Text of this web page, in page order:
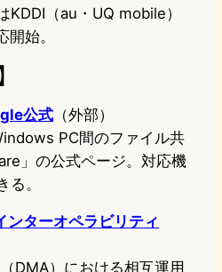
KDDI（au・UQ mobile）
始。
公式 （外部）
PC間のファイル共
」の公式ページ。対応機
。
ターオペラビリティ
DMA）における相互運用